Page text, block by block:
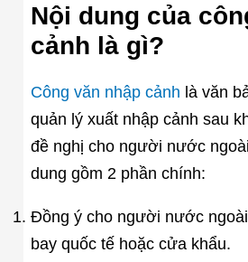
Nội dung của
cảnh là gì?
Công văn nhập cảnh là văn
quản lý xuất nhập cảnh sau
đề nghị cho người nước
dung gồm 2 phần chính:
Đồng ý cho người nước
bay quốc tế hoặc cửa khẩu.